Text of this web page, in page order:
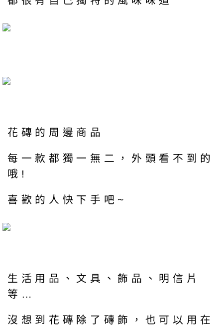
花磚的周邊商品
每一款都獨一無二，外頭看不到的
哦!
喜歡的人快下手吧~
生活用品、文具、飾品、明信片
等…
沒想到花磚除了磚飾，也可以用在